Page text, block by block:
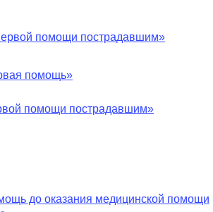
помощь»
помощи пострадавшим»